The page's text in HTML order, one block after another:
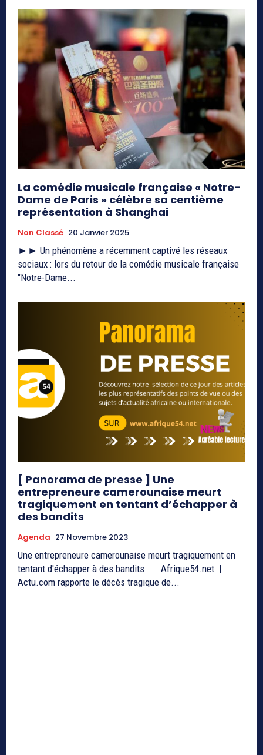
La comédie musicale française « Notre-
Dame de Paris » célèbre sa centième
représentation à Shanghai
Non Classé 20 Janvier 2025
►► Un phénomène a récemment captivé les réseaux
sociaux : lors du retour de la comédie musicale française
"Notre-Dame...
[ Panorama de presse ] Une
entrepreneure camerounaise meurt
tragiquement en tentant d’échapper à
des bandits
Agenda 27 Novembre 2023
Une entrepreneure camerounaise meurt tragiquement en
tentant d'échapper à des bandits Afrique54.net |
Actu.com rapporte le décès tragique de...